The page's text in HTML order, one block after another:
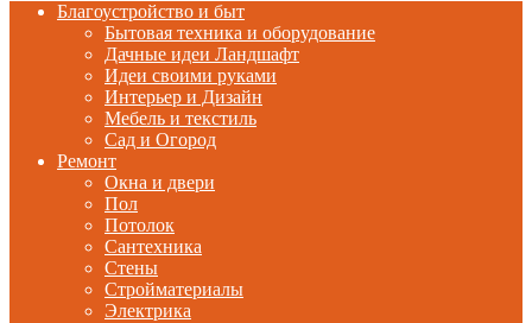
Благоустройство и быт
Бытовая техника и оборудование
Дачные идеи Ландшафт
Идеи своими руками
Интерьер и Дизайн
Мебель и текстиль
Сад и Огород
Ремонт
Окна и двери
Пол
Потолок
Сантехника
Стены
Стройматериалы
Электрика